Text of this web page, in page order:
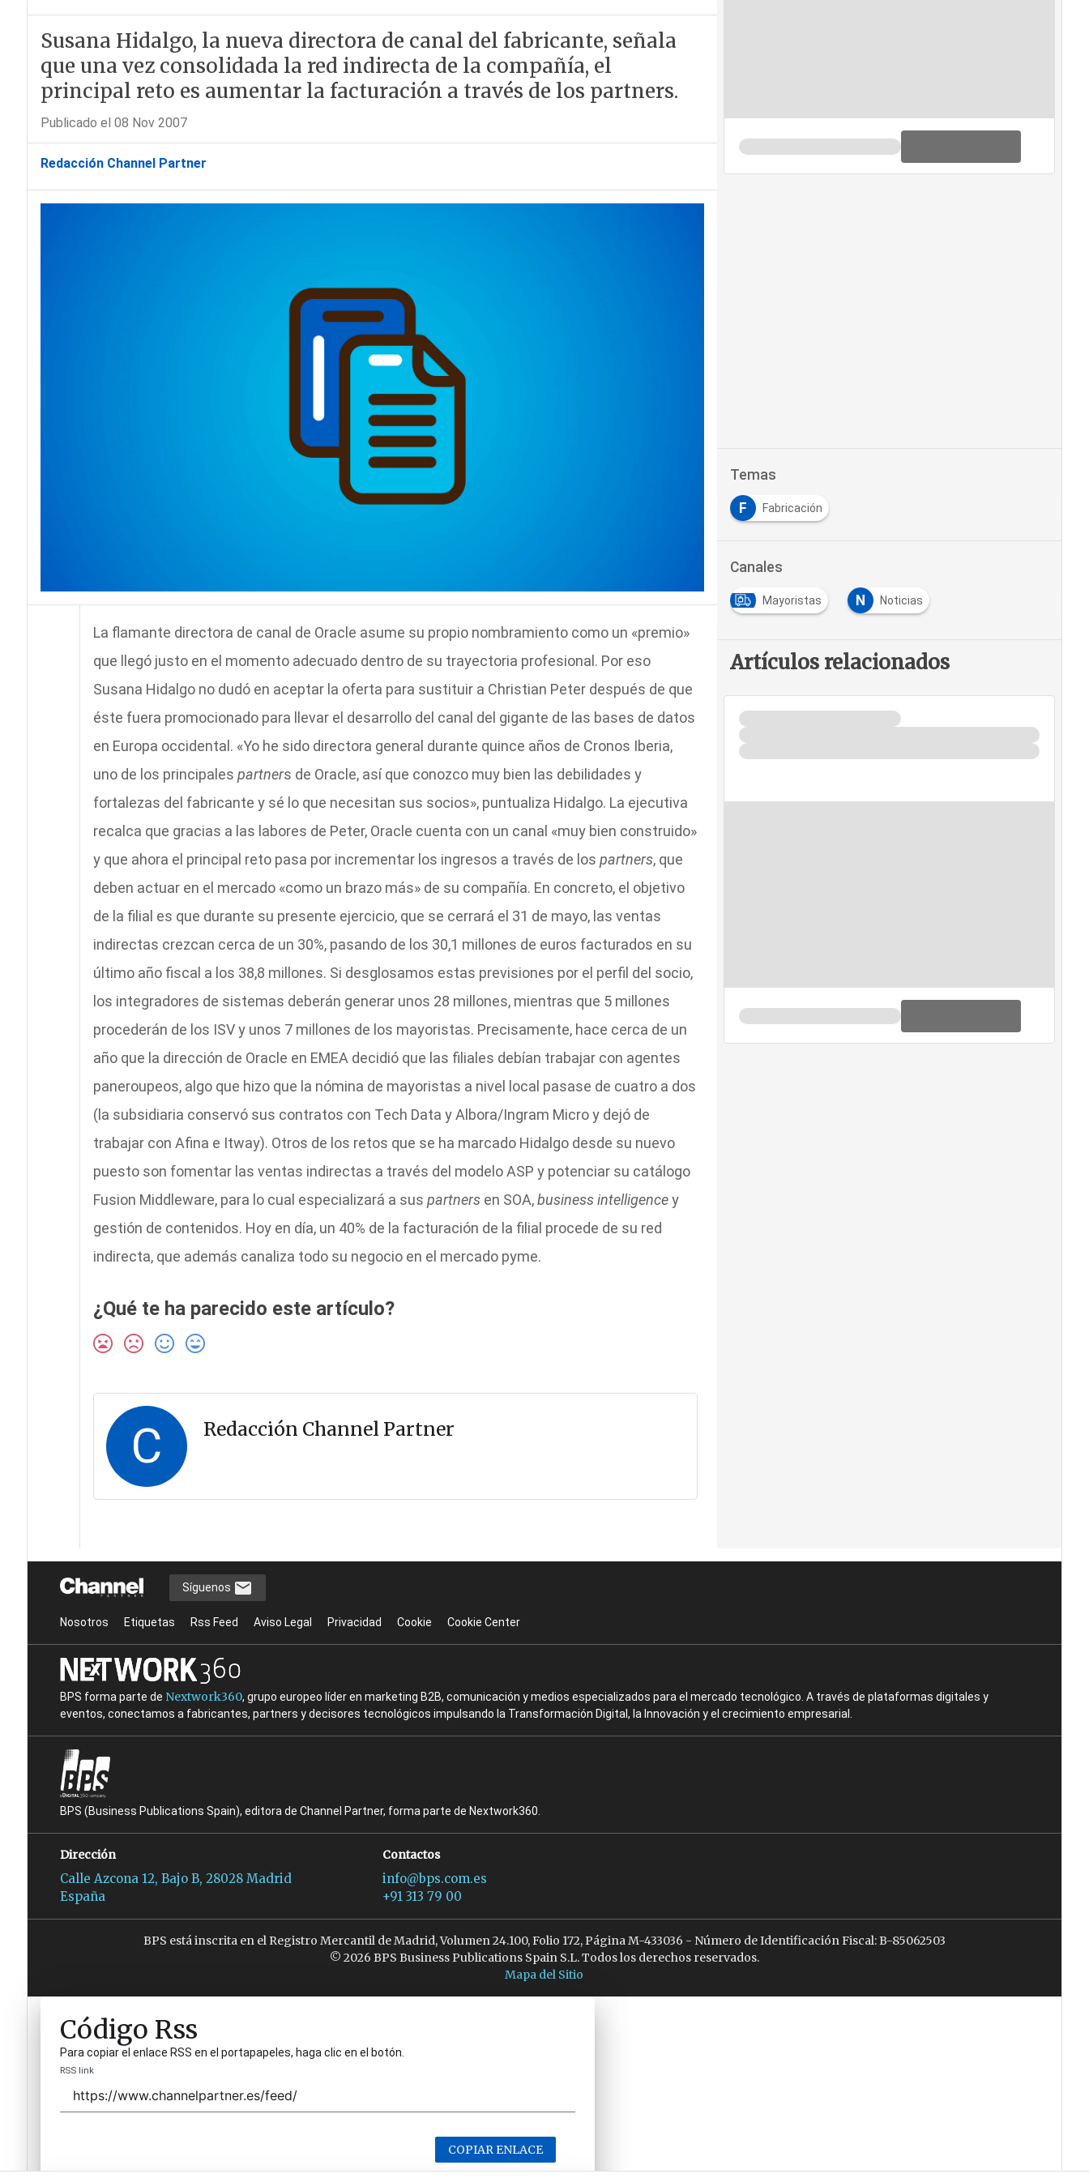
Susana Hidalgo, la nueva directora de canal del fabricante, señala
que una vez consolidada la red indirecta de la compañía, el
principal reto es aumentar la facturación a través de los partners.
Publicado el 08 Nov 2007
Redacción Channel Partner
La flamante directora de canal de Oracle asume su propio nombramiento como un «premio»
que llegó justo en el momento adecuado dentro de su trayectoria profesional. Por eso
Susana Hidalgo no dudó en aceptar la oferta para sustituir a Christian Peter después de que
éste fuera promocionado para llevar el desarrollo del canal del gigante de las bases de datos
en Europa occidental. «Yo he sido directora general durante quince años de Cronos Iberia,
uno de los principales partners de Oracle, así que conozco muy bien las debilidades y
fortalezas del fabricante y sé lo que necesitan sus socios», puntualiza Hidalgo. La ejecutiva
recalca que gracias a las labores de Peter, Oracle cuenta con un canal «muy bien construido»
y que ahora el principal reto pasa por incrementar los ingresos a través de los partners, que
deben actuar en el mercado «como un brazo más» de su compañía. En concreto, el objetivo
de la filial es que durante su presente ejercicio, que se cerrará el 31 de mayo, las ventas
indirectas crezcan cerca de un 30%, pasando de los 30,1 millones de euros facturados en su
último año fiscal a los 38,8 millones. Si desglosamos estas previsiones por el perfil del socio,
los integradores de sistemas deberán generar unos 28 millones, mientras que 5 millones
procederán de los ISV y unos 7 millones de los mayoristas. Precisamente, hace cerca de un
año que la dirección de Oracle en EMEA decidió que las filiales debían trabajar con agentes
paneroupeos, algo que hizo que la nómina de mayoristas a nivel local pasase de cuatro a dos
(la subsidiaria conservó sus contratos con Tech Data y Albora/Ingram Micro y dejó de
trabajar con Afina e Itway). Otros de los retos que se ha marcado Hidalgo desde su nuevo
puesto son fomentar las ventas indirectas a través del modelo ASP y potenciar su catálogo
Fusion Middleware, para lo cual especializará a sus partnersen SOA,business intelligencey
gestión de contenidos. Hoy en día, un 40% de la facturación de la filial procede de su red
indirecta, que además canaliza todo su negocio en el mercado pyme.
¿Qué te ha parecido este artículo?
C Redacción Channel Partner
Temas
F Fabricación
Canales
Mayoristas N Noticias
Artículos relacionados
Síguenos
Nosotros Etiquetas Rss Feed Aviso Legal Privacidad Cookie Cookie Center
BPS forma parte de Nextwork360, grupo europeo líder en marketing B2B, comunicación y medios especializados para el mercado tecnológico. A través de plataformas digitales y
eventos, conectamos a fabricantes, partners y decisores tecnológicos impulsando la Transformación Digital, la Innovación y el crecimiento empresarial.
BPS (Business Publications Spain), editora de Channel Partner, forma parte de Nextwork360.
Dirección
Calle Azcona 12, Bajo B, 28028 Madrid
España
Contactos
info@bps.com.es
+91 313 79 00
BPS está inscrita en el Registro Mercantil de Madrid, Volumen 24.100, Folio 172, Página M-433036 - Número de Identificación Fiscal: B-85062503
© 2026 BPS Business Publications Spain S.L. Todos los derechos reservados.
Mapa del Sitio
Código Rss
Para copiar el enlace RSS en el portapapeles, haga clic en el botón.
RSS link
COPIAR ENLACE